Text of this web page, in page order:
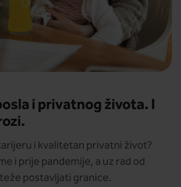
i privatnog života. I
i kvalitetan privatni život?
i prije pandemije, a uz rad od
postavljati granice.